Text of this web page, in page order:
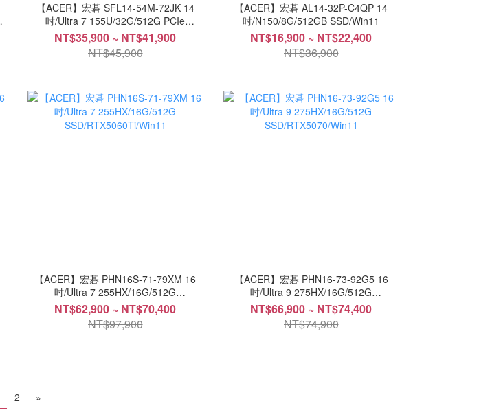
【ACER】宏碁 SFL14-54M-72JK 14
吋/Ultra 7 155U/32G/512G PCIe
SSD/Win11
NT$35,900 ~ NT$41,900
NT$45,900
【ACER】宏碁 AL14-32P-C4QP 14
吋/N150/8G/512GB SSD/Win11
NT$16,900 ~ NT$22,400
NT$36,900
【ACER】宏碁 PHN16S-71-79XM 16
吋/Ultra 7 255HX/16G/512G
SSD/RTX5060Ti/Win11
NT$62,900 ~ NT$70,400
NT$97,900
【ACER】宏碁 PHN16-73-92G5 16
吋/Ultra 9 275HX/16G/512G
SSD/RTX5070/Win11
NT$66,900 ~ NT$74,400
NT$74,900
2 »